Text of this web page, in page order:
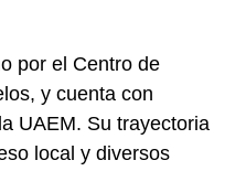
por el Centro de
y cuenta con
UAEM. Su trayectoria
local y diversos